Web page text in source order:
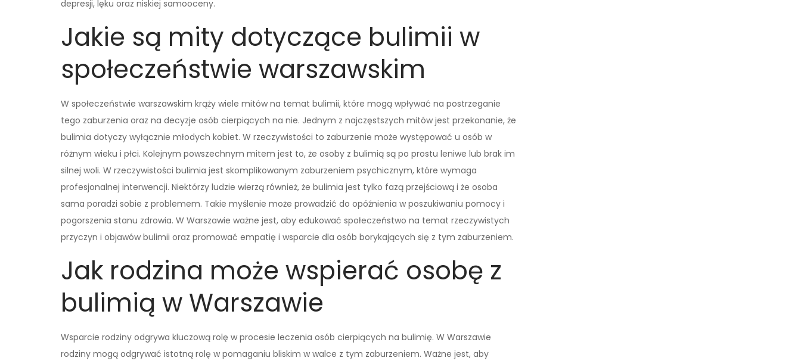
depresji, lęku oraz niskiej samooceny.
Jakie są mity dotyczące bulimii w
społeczeństwie warszawskim
W społeczeństwie warszawskim krąży wiele mitów na temat bulimii, które mogą wpływać na postrzeganie
tego zaburzenia oraz na decyzje osób cierpiących na nie. Jednym z najczęstszych mitów jest przekonanie, że
bulimia dotyczy wyłącznie młodych kobiet. W rzeczywistości to zaburzenie może występować u osób w
różnym wieku i płci. Kolejnym powszechnym mitem jest to, że osoby z bulimią są po prostu leniwe lub brak im
silnej woli. W rzeczywistości bulimia jest skomplikowanym zaburzeniem psychicznym, które wymaga
profesjonalnej interwencji. Niektórzy ludzie wierzą również, że bulimia jest tylko fazą przejściową i że osoba
sama poradzi sobie z problemem. Takie myślenie może prowadzić do opóźnienia w poszukiwaniu pomocy i
pogorszenia stanu zdrowia. W Warszawie ważne jest, aby edukować społeczeństwo na temat rzeczywistych
przyczyn i objawów bulimii oraz promować empatię i wsparcie dla osób borykających się z tym zaburzeniem.
Jak rodzina może wspierać osobę z
bulimią w Warszawie
Wsparcie rodziny odgrywa kluczową rolę w procesie leczenia osób cierpiących na bulimię. W Warszawie
rodziny mogą odgrywać istotną rolę w pomaganiu bliskim w walce z tym zaburzeniem. Ważne jest, aby